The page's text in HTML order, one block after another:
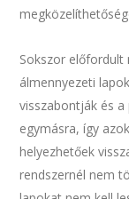
Sokszor
álmennyezeti
visszabontják és
egymásra, így
helyezhetőek
rendszernél nem